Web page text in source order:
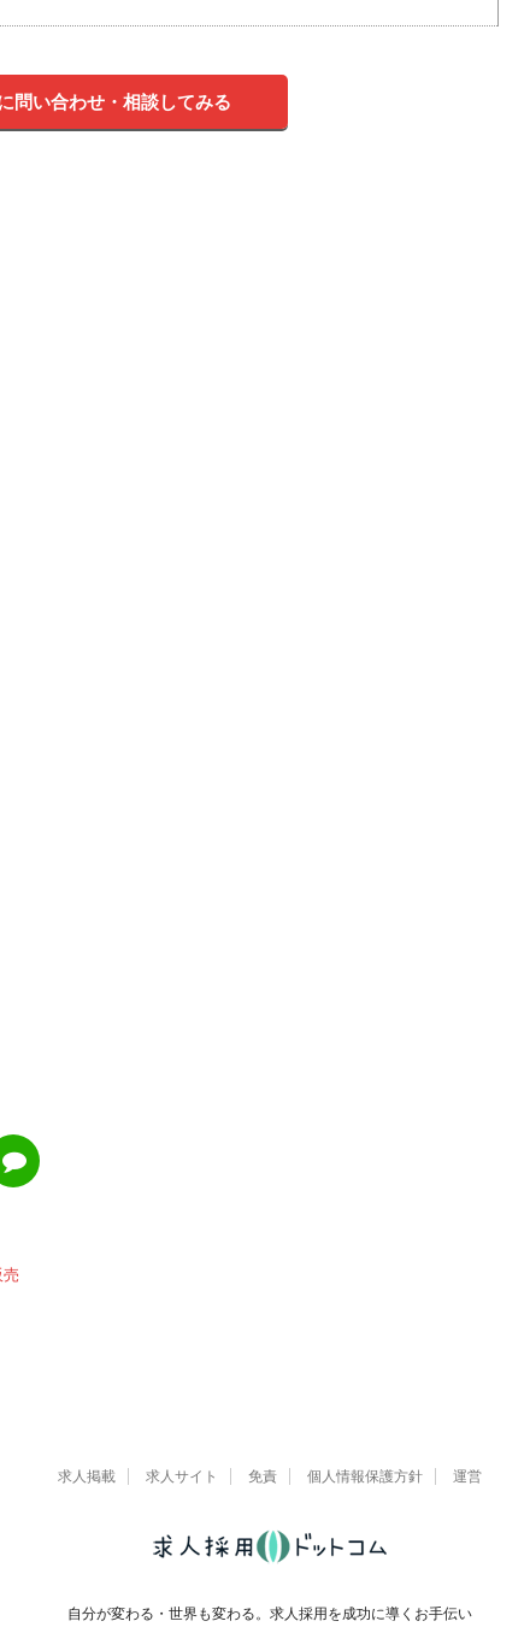
問い合わせ・相談してみる
求人掲載 求人サイト 免責 個人情報保護方針 運営
自分が変わる・世界も変わる。求人採用を成功に導くお手伝い